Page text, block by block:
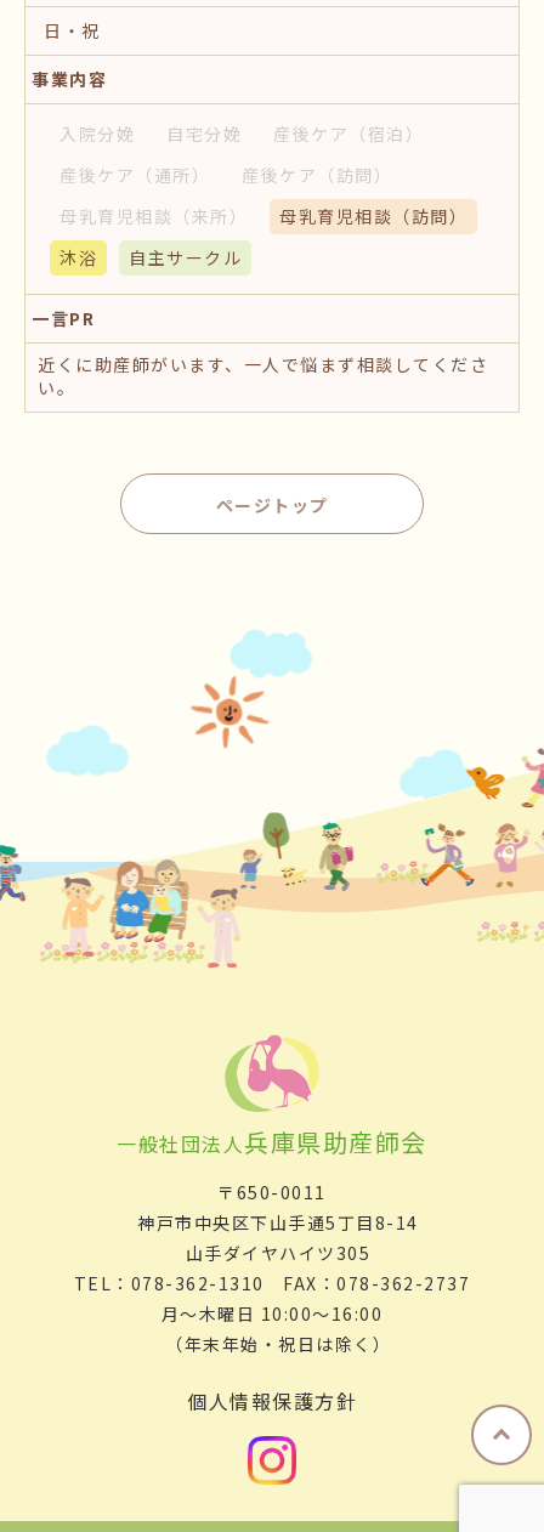
日・祝
事業内容
入院分娩 自宅分娩 産後ケア （宿泊）
産後ケア （通所） 産後ケア （訪問）
母乳育児相談 （来所） 母乳育児相談 （訪問）
沐浴
自主サークル
一言PR
近くに助産師がいます、一人で悩まず相談してくださ
い。
ページトップ
一般社団法人兵庫県助産師会
〒650-0011
神戸市中央区下山手通5丁目8-14
山手ダイヤハイツ305
TEL：078-362-1310 FAX：078-362-2737
月～木曜日 10:00～16:00
（年末年始・祝日は除く）
個人情報保護方針